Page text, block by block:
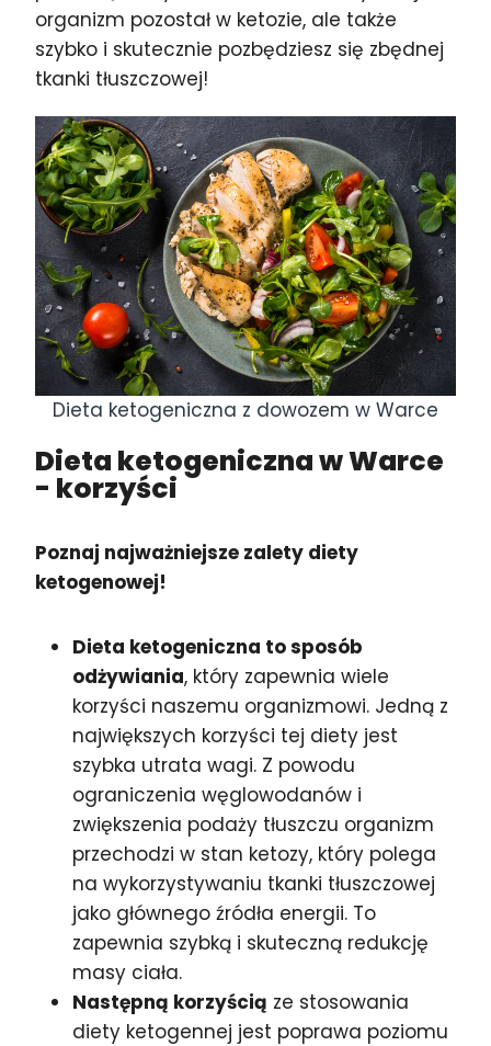
organizm pozostał w ketozie, ale także
szybko i skutecznie pozbędziesz się zbędnej
tkanki tłuszczowej!
Dieta ketogeniczna z dowozem w Warce
Dieta ketogeniczna w Warce
- korzyści
Poznaj najważniejsze zalety diety
ketogenowej!
Dieta ketogeniczna to sposób
odżywiania, który zapewnia wiele
korzyści naszemu organizmowi. Jedną z
największych korzyści tej diety jest
szybka utrata wagi. Z powodu
ograniczenia węglowodanów i
zwiększenia podaży tłuszczu organizm
przechodzi w stan ketozy, który polega
na wykorzystywaniu tkanki tłuszczowej
jako głównego źródła energii. To
zapewnia szybką i skuteczną redukcję
masy ciała.
Następną korzyścią ze stosowania
diety ketogennej jest poprawa poziomu